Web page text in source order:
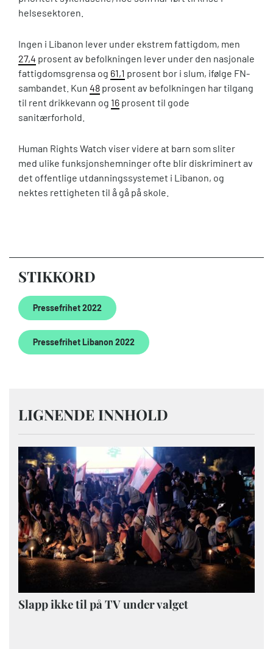
helsesektoren.
Ingen i Libanon lever under ekstrem fattigdom, men
27,4 prosent av befolkningen lever under den nasjonale
fattigdomsgrensa og 61,1 prosent bor i slum, ifølge FN-
sambandet. Kun 48 prosent av befolkningen har tilgang
til rent drikkevann og 16 prosent til gode
sanitærforhold.
Human Rights Watch viser videre at barn som sliter
med ulike funksjonshemninger ofte blir diskriminert av
det offentlige utdanningssystemet i Libanon, og
nektes rettigheten til å gå på skole.
STIKKORD
Pressefrihet 2022
Pressefrihet Libanon 2022
LIGNENDE INNHOLD
Slapp ikke til på TV under valget